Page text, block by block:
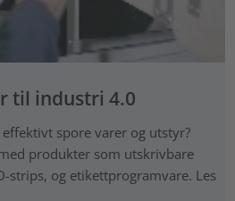
til industri 4.0
spore varer og utstyr?
produkter som utskrivbare
strips, og etikettprogramvare. Les